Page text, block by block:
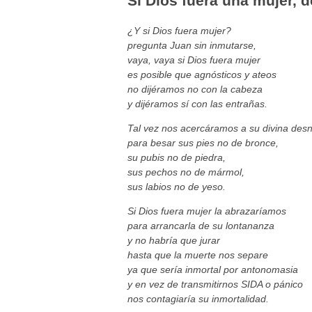
¿Y si Dios fuera mujer?
pregunta Juan sin inmutarse,
vaya, vaya si Dios fuera mujer
es posible que agnósticos y ateos
no dijéramos no con la cabeza
y dijéramos sí con las entrañas.
Tal vez nos acercáramos a su divina
para besar sus pies no de bronce,
su pubis no de piedra,
sus pechos no de mármol,
sus labios no de yeso.
Si Dios fuera mujer la abrazaríamos
para arrancarla de su lontananza
y no habría que jurar
hasta que la muerte nos separe
ya que sería inmortal por antonomasia
y en vez de transmitirnos SIDA o pánico
nos contagiaría su inmortalidad.